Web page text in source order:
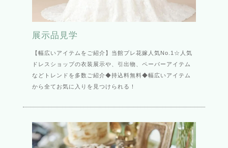
展示品見学
【幅広いアイテムをご紹介】当館プレ花嫁人気No.1☆人気
ドレスショップの衣装展示や、引出物、ペーパーアイテム
などトレンドを多数ご紹介◆持込料無料◆幅広いアイテム
から全てお気に入りを見つけられる！